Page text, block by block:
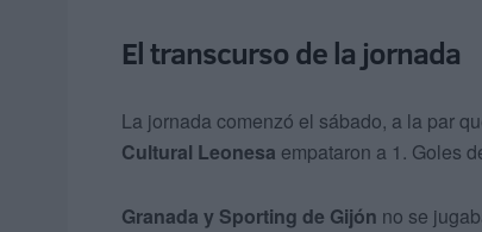
El transcurso de la jornada
La jornada comenzó el sábado, a la par
Cultural Leonesa empataron a 1. Goles
Granada y Sporting de Gijón no se